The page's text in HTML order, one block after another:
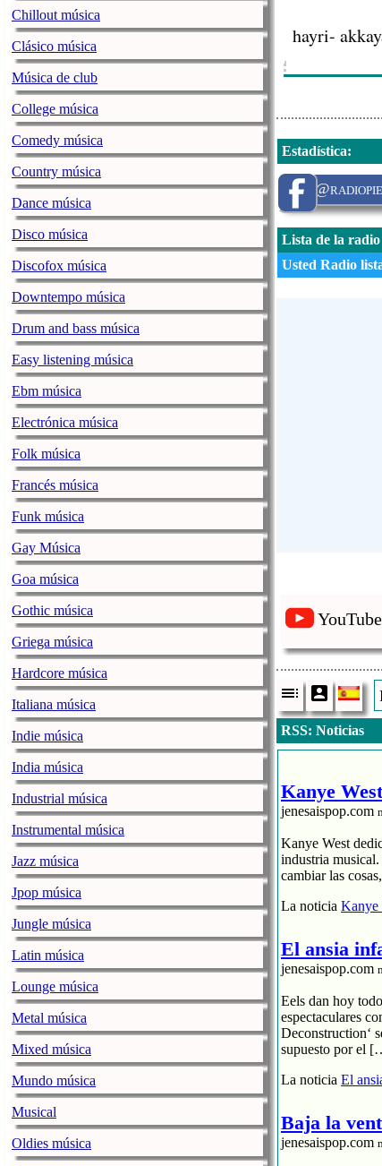
Chillout música
Clásico música
Música de club
College música
Comedy música
Country música
Dance música
Disco música
Discofox música
Downtempo música
Drum and bass música
Easy listening música
Ebm música
Electrónica música
Folk música
Francés música
Funk música
Gay Música
Goa música
Gothic música
Griega música
Hardcore música
Italiana música
Indie música
India música
Industrial música
Instrumental música
Jazz música
Jpop música
Jungle música
Latin música
Lounge música
Metal música
Mixed música
Mundo música
Musical
Oldies música
hayri-
Estadística:
Lista de la radio
Usted Radio
YouTube
RSS: Noticias
Kanye
jenesaispop.com
Kanye West
industria
cambiar las
La noticia Kanye
El ansia
jenesaispop.com
Eels dan hoy
espectaculares
Deconstruction‘
supuesto por el
La noticia El
Baja la
jenesaispop.com